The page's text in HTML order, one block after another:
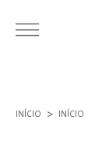
INÍCIO INÍCIO